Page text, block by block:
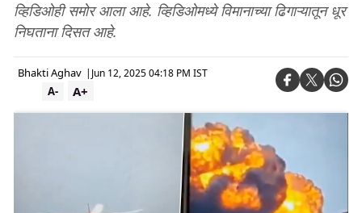
व्हिडिओही समोर आला आहे. व्हिडिओमध्ये विमानाच्या ढिगाऱ्यातून धूर
निघताना दिसत आहे.
Bhakti Aghav | Jun 12, 2025 04:18 PM IST
A+
A-